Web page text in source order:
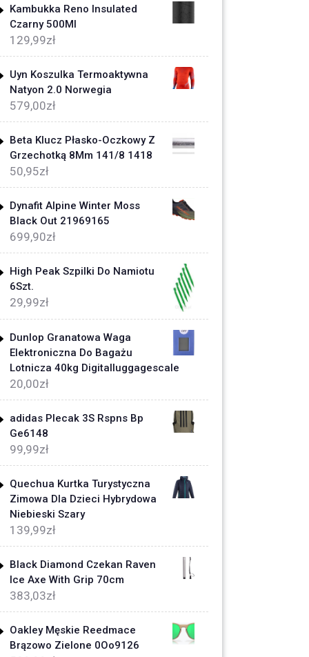
Kambukka Reno Insulated
Czarny 500Ml
129,99zł
Uyn Koszulka Termoaktywna
Natyon 2.0 Norwegia
579,00zł
Beta Klucz Płasko-Oczkowy Z
Grzechotką 8Mm 141/8 1418
50,95zł
Dynafit Alpine Winter Moss
Black Out 21969165
699,90zł
High Peak Szpilki Do Namiotu
6Szt.
29,99zł
Dunlop Granatowa Waga
Elektroniczna Do Bagażu
Lotnicza 40kg Digitalluggagescale
20,00zł
adidas Plecak 3S Rspns Bp
Ge6148
99,99zł
Quechua Kurtka Turystyczna
Zimowa Dla Dzieci Hybrydowa
Niebieski Szary
139,99zł
Black Diamond Czekan Raven
Ice Axe With Grip 70cm
383,03zł
Oakley Męskie Reedmace
Brązowo Zielone 0Oo9126